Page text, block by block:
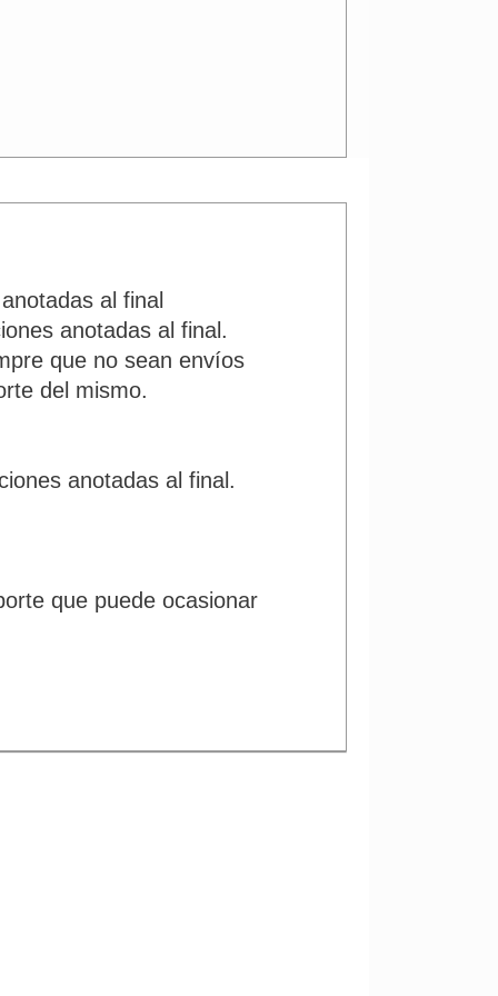
al final
anotadas al final.
que no sean envíos
del mismo.
anotadas al final.
que puede ocasionar